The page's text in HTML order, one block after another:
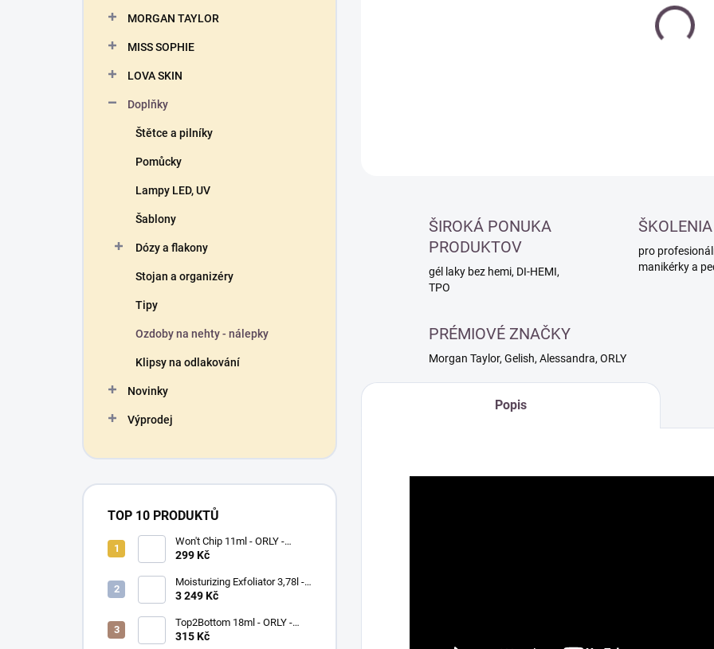
MORGAN TAYLOR
MISS SOPHIE
LOVA SKIN
Doplňky
Štětce a pilníky
Pomůcky
Lampy LED, UV
Šablony
Dózy a flakony
Stojan a organizéry
Tipy
Ozdoby na nehty - nálepky
Klipsy na odlakování
Novinky
Výprodej
TOP 10 PRODUKTŮ
Won't Chip 11ml - ORLY -
vrchní vrstva proti olupování
299 Kč
Moisturizing Exfoliator 3,78l -
ORLYPRO - hydratační peeling
3 249 Kč
Top2Bottom 18ml - ORLY -
podkladový a vrchní lak na
315 Kč
ŠIROKÁ PONUKA
PRODUKTOV
gél laky bez hemi, DI-HEMI,
TPO
ŠKOLENIA
pro
manikérky a
PRÉMIOVÉ ZNAČKY
Morgan Taylor, Gelish, Alessandra, ORLY
Popis